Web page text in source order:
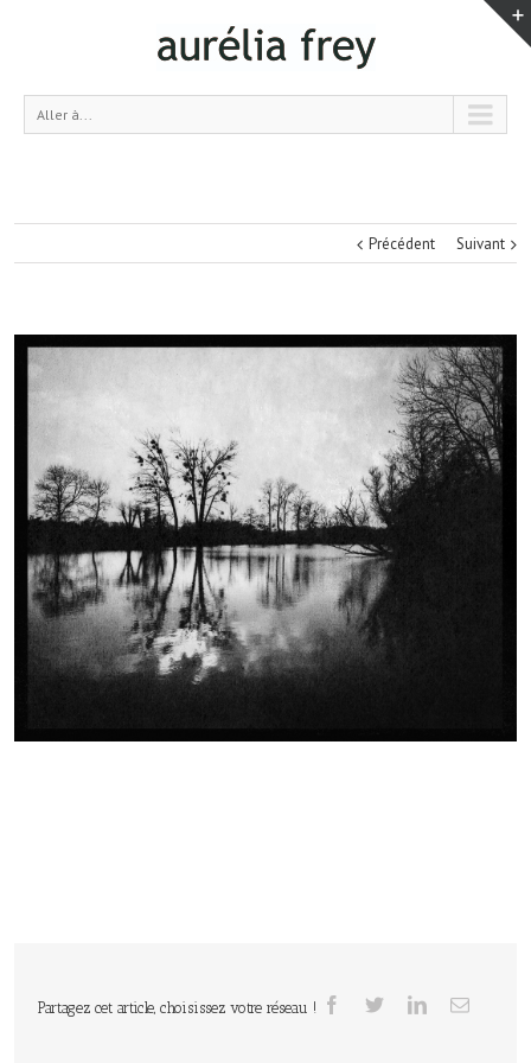
Aller à...
Précédent Suivant
Partagez cet article, choisissez votre réseau !